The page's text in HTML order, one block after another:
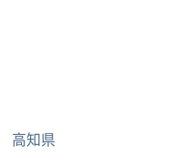
高知県